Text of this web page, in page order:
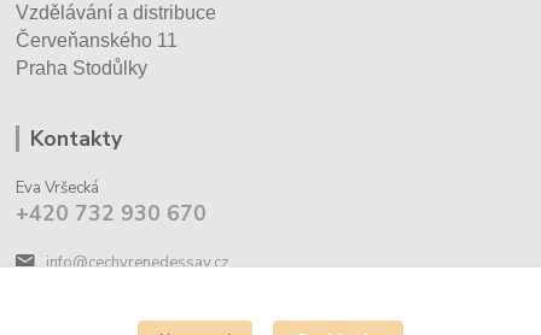
Vzdělávání a distribuce
Červeňanského 11
Praha Stodůlky
Kontakty
Eva Vršecká
+420 732 930 670
info@cechyrenedessay.cz